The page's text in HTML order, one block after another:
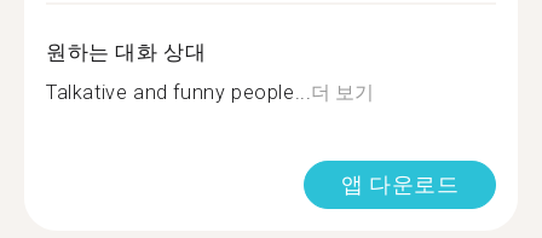
원하는 대화 상대
Talkative and funny people...더 보기
앱 다운로드